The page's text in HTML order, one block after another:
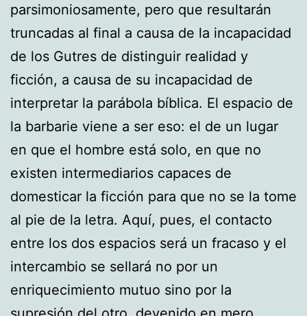
parsimoniosamente, pero que resultarán
truncadas al final a causa de la incapacidad
de los Gutres de distinguir realidad y
ficción, a causa de su incapacidad de
interpretar la parábola bíblica. El espacio de
la barbarie viene a ser eso: el de un lugar
en que el hombre está solo, en que no
existen intermediarios capaces de
domesticar la ficción para que no se la tome
al pie de la letra. Aquí, pues, el contacto
entre los dos espacios será un fracaso y el
intercambio se sellará no por un
enriquecimiento mutuo sino por la